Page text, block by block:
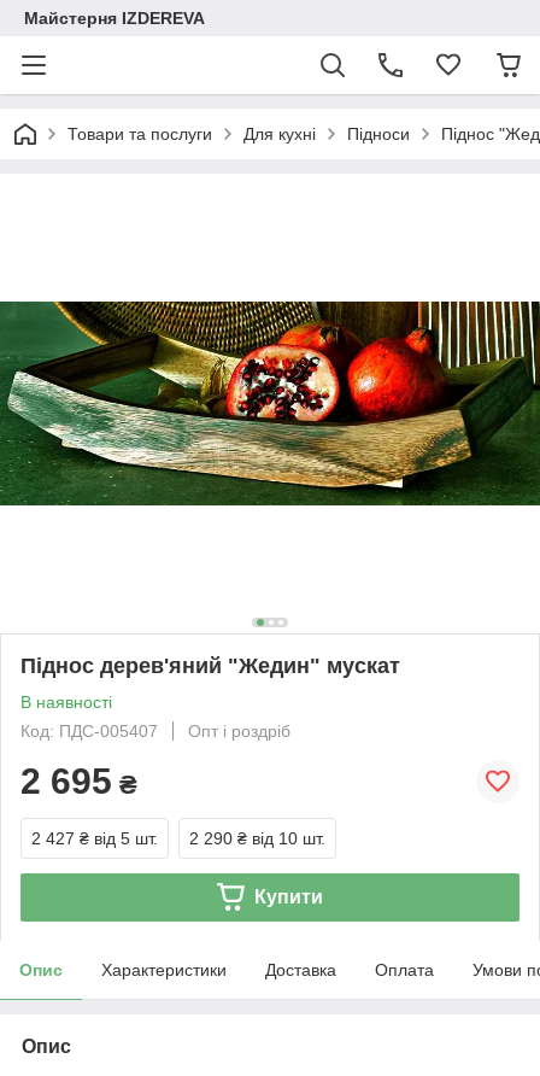
Майстерня IZDEREVA
Товари та послуги Для кухні Підноси Піднос
Піднос дерев'яний "Жедин" мускат
В наявності
Код: ПДС-005407
Опт і роздріб
2 695 ₴
2 427 ₴ від 5 шт. 2 290 ₴ від 10 шт.
Купити
Опис Характеристики Доставка Оплата Умови
Опис